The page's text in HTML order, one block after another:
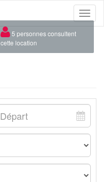
Toggle
×
5 personnes consultent
cette location